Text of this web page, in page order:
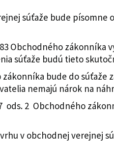
súťaže bude
Obchodného
súťaže budú tieto
zákonníka bude do
nemajú nárok na
ods. 2 Obchodného
v obchodnej verejnej